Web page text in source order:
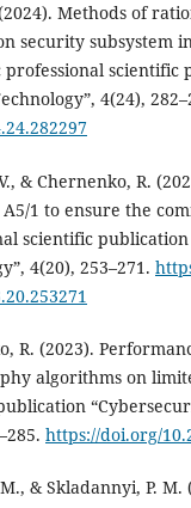
Methods of
security subsystem
scientific
4(24),
& Chernenko, R.
1 to ensure the
scientific
4(20), 253–271.
R. (2023).
algorithms on
https://doi.org/
& Skladannyi, P.